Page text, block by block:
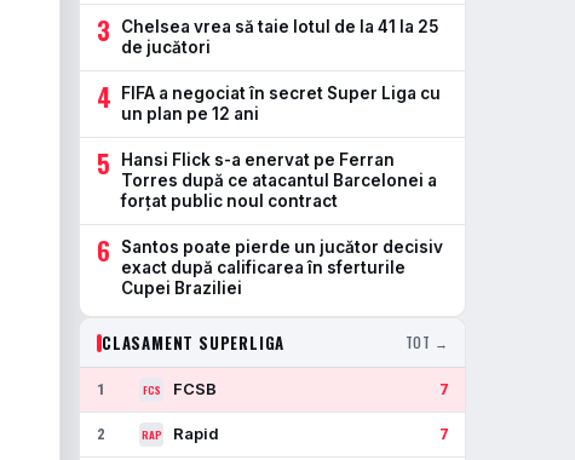
3
Chelsea vrea să taie lotul de la 41 la 25
de jucători
4
FIFA a negociat în secret Super Liga cu
un plan pe 12 ani
5
Hansi Flick s-a enervat pe Ferran
Torres după ce atacantul Barcelonei a
forțat public noul contract
6
Santos poate pierde un jucător decisiv
exact după calificarea în sferturile
Cupei Braziliei
CLASAMENT SUPERLIGA TOT →
1 FCS FCSB 7
2 RAP Rapid 7